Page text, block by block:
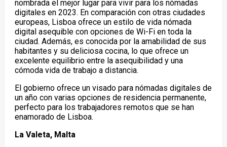
nombrada el mejor lugar para vivir para los nómadas
digitales en 2023. En comparación con otras ciudades
europeas, Lisboa ofrece un estilo de vida nómada
digital asequible con opciones de Wi-Fi en toda la
ciudad. Además, es conocida por la amabilidad de sus
habitantes y su deliciosa cocina, lo que ofrece un
excelente equilibrio entre la asequibilidad y una
cómoda vida de trabajo a distancia.
El gobierno ofrece un visado para nómadas digitales de
un año con varias opciones de residencia permanente,
perfecto para los trabajadores remotos que se han
enamorado de Lisboa.
La Valeta, Malta